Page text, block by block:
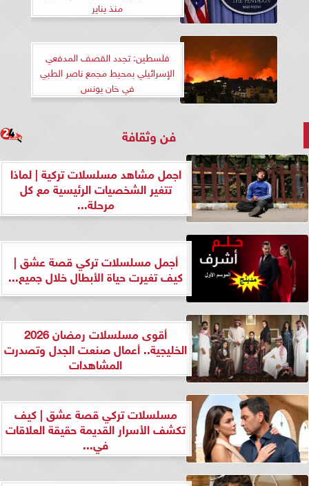
منذ يناير
فلسطين: تجدد القصف المدفعي
الإسرائيلي بمحيط مجمع ناصر الطبي
في خان يونس
فن وثقافة
اجمل مشاهد مسلسلات تركية | لماذا
تتغير الشخصيات الرئيسية مع كل
مرحلة...
أجمل مسلسلات تركي قصة عشق |
كيف تغيرت حياة الأبطال خلال جميع...
أقوى مسلسلات رمضان 2026
الخليجية.. أعمال صنعت الجدل وتصدرت
المشاهدات
مسلسلات تركي قصة عشق | كيف
تكشف الأسرار القديمة حقيقة العلاقات
في...